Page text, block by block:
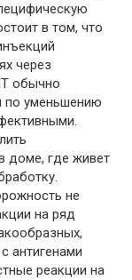
в том, что
через
обычно
по уменьшению
доме, где живет
не
на ряд
антигенами
реакции на